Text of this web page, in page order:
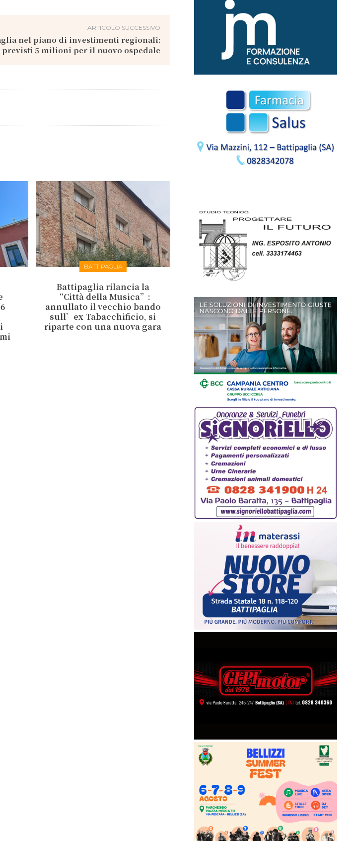
ARTICOLO SUCCESSIVO
nel piano di investimenti regionali:
previsti 5 milioni per il nuovo ospedale
BATTIPAGLIA
Battipaglia rilancia la
“Città della Musica”:
annullato il vecchio bando
sull’ex Tabacchificio, si
riparte con una nuova gara